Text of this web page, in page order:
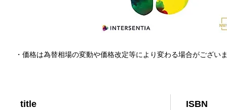
title ISBN
・価格は為替相場の変動や価格改定等により変わる場合がござい